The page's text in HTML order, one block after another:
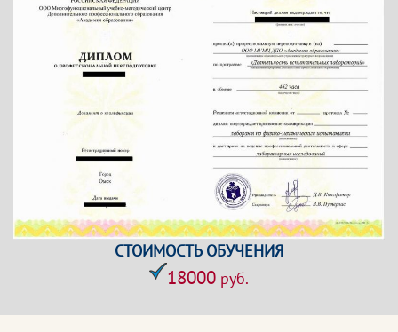
СТОИМОСТЬ ОБУЧЕНИЯ
18000 руб.